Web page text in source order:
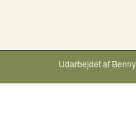
Udarbejdet af